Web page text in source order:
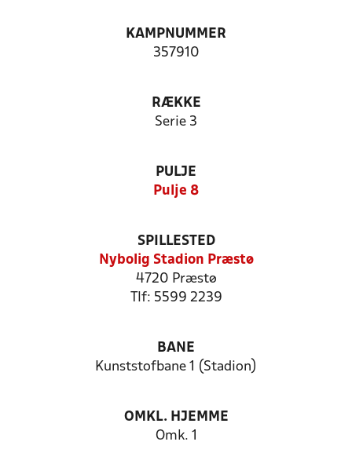
KAMPNUMMER
357910
RÆKKE
Serie 3
PULJE
Pulje 8
SPILLESTED
Nybolig Stadion Præstø
4720 Præstø
Tlf: 5599 2239
BANE
Kunststofbane 1 (Stadion)
OMKL. HJEMME
Omk. 1